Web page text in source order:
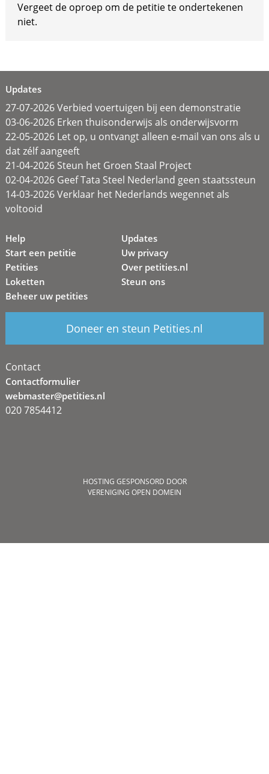
Vergeet de oproep om de petitie te ondertekenen
niet.
Updates
27-07-2026 Verbied voertuigen bij een demonstratie
03-06-2026 Erken thuisonderwijs als onderwijsvorm
22-05-2026 Let op, u ontvangt alleen e-mail van ons als u
dat zélf aangeeft
21-04-2026 Steun het Groen Staal Project
02-04-2026 Geef Tata Steel Nederland geen staatssteun
14-03-2026 Verklaar het Nederlands wegennet als
voltooid
Help
Start een petitie
Petities
Loketten
Beheer uw petities
Updates
Uw privacy
Over petities.nl
Steun ons
Doneer en steun Petities.nl
Contact
Contactformulier
webmaster@petities.nl
020 7854412
HOSTING GESPONSORD DOOR
VERENIGING OPEN DOMEIN